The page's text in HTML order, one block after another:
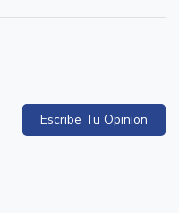
Escribe Tu Opinion